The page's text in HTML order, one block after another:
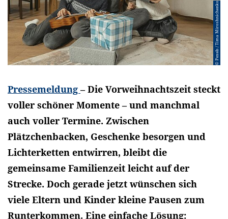
© Pexels / Tima Miroshnichenko
Pressemeldung– Die Vorweihnachtszeit steckt
voller schöner Momente – und manchmal
auch voller Termine. Zwischen
Plätzchenbacken, Geschenke besorgen und
Lichterketten entwirren, bleibt die
gemeinsame Familienzeit leicht auf der
Strecke. Doch gerade jetzt wünschen sich
viele Eltern und Kinder kleine Pausen zum
Runterkommen. Eine einfache Lösung: